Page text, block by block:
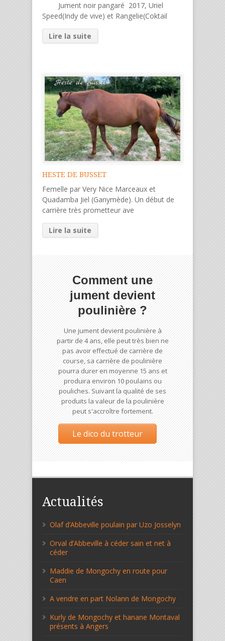
Jument noir pangaré 2017, Uriel
Speed(Indy de vive) et Rangelie(Coktail
Lire la suite
HESTE DE BUSSET
Femelle par Very Nice Marceaux et
Quadamba Jiel (Ganymède). Un début de
carrière très prometteur ave
Lire la suite
Comment une
jument devient
poulinière ?
Une jument devient poulinière à
partir de 4 ans, elle peut très bien ne
pas avoir effectué de carrière de
course, sa carrière de poulinière
pourra durer en moyenne 15 ans et
produira environ 10 poulains ou
pouliches. Suivant la qualité de ses
produits la valeur de la poulinière
peut s'accroître fortement.
Le dico du trotteur
Actualités
Olaf d’Abbeville poulain par Uzo Josselyn
Orval d’Abbeville à céder sain et net à
céder
Maddie de Mongochy en route pour
Caen
A vendre en part Nolann de Mongochy
Kurly de Mongochy et hanane Montaval
présents à Angers